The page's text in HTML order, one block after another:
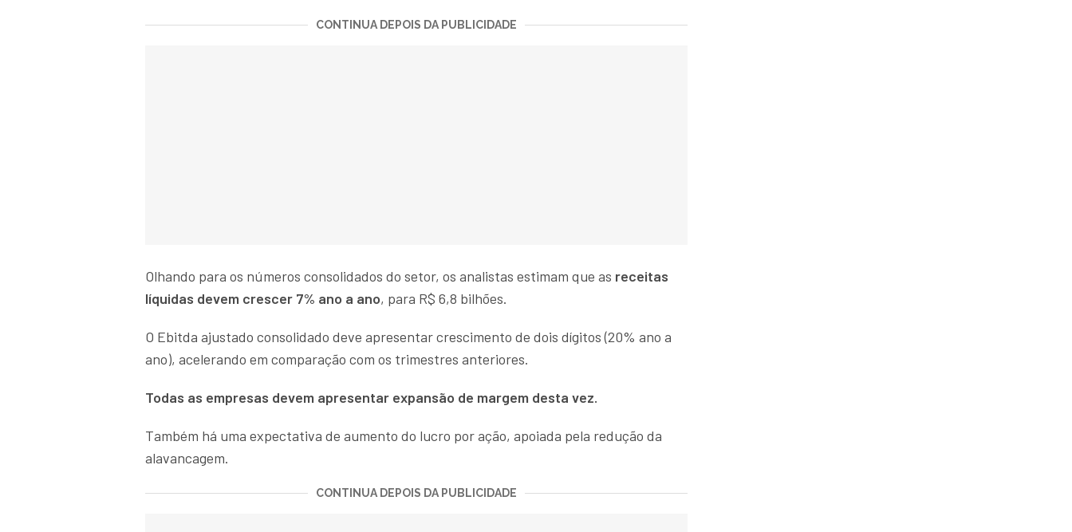
CONTINUA DEPOIS DA PUBLICIDADE
Olhando para os números consolidados do setor, os analistas estimam que as receitas
líquidas devem crescer 7% ano a ano, para R$ 6,8 bilhões.
O Ebitda ajustado consolidado deve apresentar crescimento de dois dígitos (20% ano a
ano), acelerando em comparação com os trimestres anteriores.
Todas as empresas devem apresentar expansão de margem desta vez.
Também há uma expectativa de aumento do lucro por ação, apoiada pela redução da
alavancagem.
CONTINUA DEPOIS DA PUBLICIDADE